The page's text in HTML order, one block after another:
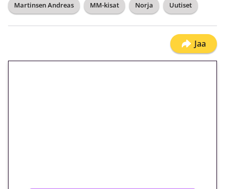
Martinsen Andreas MM-kisat Norja Uutiset
Jaa